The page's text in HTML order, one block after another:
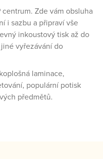
Zde vám obsluha
i sazbu a připraví vše
inkoustový tisk až do
vyřezávání do
laminace,
populární potisk
předmětů.